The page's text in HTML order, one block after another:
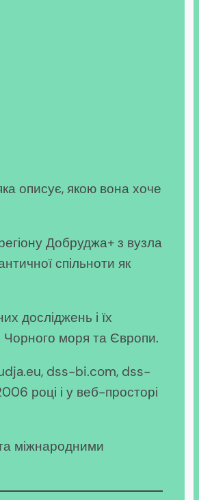
описує, якою вона хоче
Добруджа+ з вузла
спільноти як
досліджень і їх
Чорного моря та Європи.
dss-bi.com, dss-
році і у веб-просторі
міжнародними